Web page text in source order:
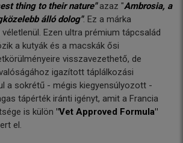
thing to their nature"azaz "Ambrosia, a
álló dolog". Ez a márka
Ezen ultra prémium tápcsalád
a kutyák és a macskák ősi
visszavezethető, de
igazított táplálkozási
a sokrétű - mégis kiegyensúlyozott -
tápérték iránti igényt, amit a Francia
is külön "Vet Approved Formula"
el.